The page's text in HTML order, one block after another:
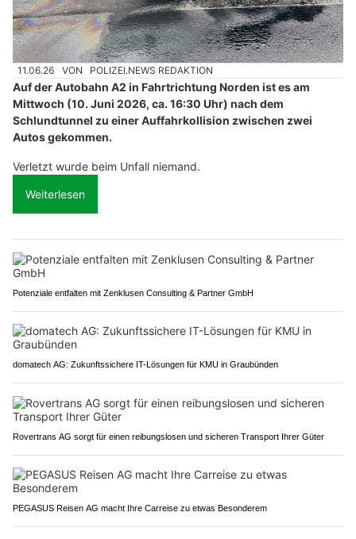
11.06.26 VON POLIZEI.NEWS REDAKTION
Auf der Autobahn A2 in Fahrtrichtung Norden ist es am
Mittwoch (10. Juni 2026, ca. 16:30 Uhr) nach dem
Schlundtunnel zu einer Auffahrkollision zwischen zwei
Autos gekommen.
Verletzt wurde beim Unfall niemand.
Weiterlesen
Potenziale entfalten mit Zenklusen Consulting & Partner GmbH
domatech AG: Zukunftssichere IT-Lösungen für KMU in Graubünden
Rovertrans AG sorgt für einen reibungslosen und sicheren Transport Ihrer Güter
PEGASUS Reisen AG macht Ihre Carreise zu etwas Besonderem